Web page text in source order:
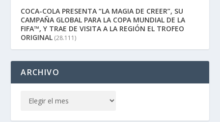
COCA-COLA PRESENTA “LA MAGIA DE CREER”, SU
CAMPAÑA GLOBAL PARA LA COPA MUNDIAL DE LA
FIFA™, Y TRAE DE VISITA A LA REGIÓN EL TROFEO
ORIGINAL (28.111)
ARCHIVO